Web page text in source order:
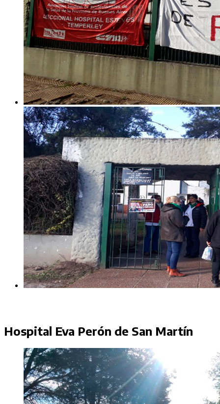
Hospital Eva Perón de San Martín